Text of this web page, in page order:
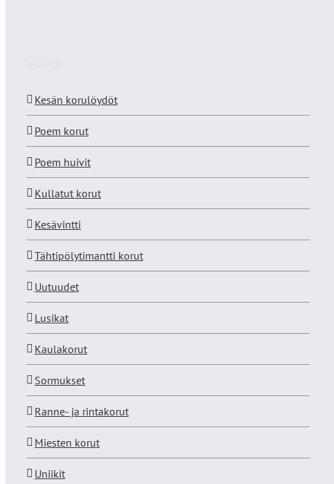
Kesän korulöydöt
Poem korut
Poem huivit
Kullatut korut
Kesävintti
Tähtipölytimantti korut
Uutuudet
Lusikat
Kaulakorut
Sormukset
Ranne- ja rintakorut
Miesten korut
Uniikit